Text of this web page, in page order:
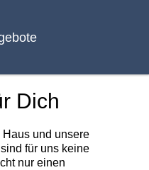
Dich
und unsere
für uns keine
nur einen